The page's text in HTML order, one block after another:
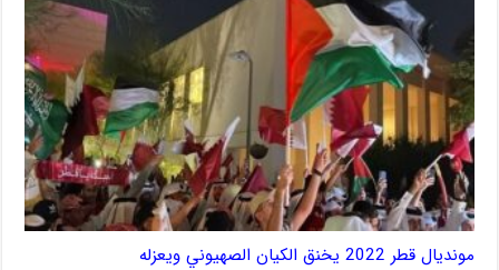
مونديال قطر 2022 يخنق الكيان الصهيوني ويعزله